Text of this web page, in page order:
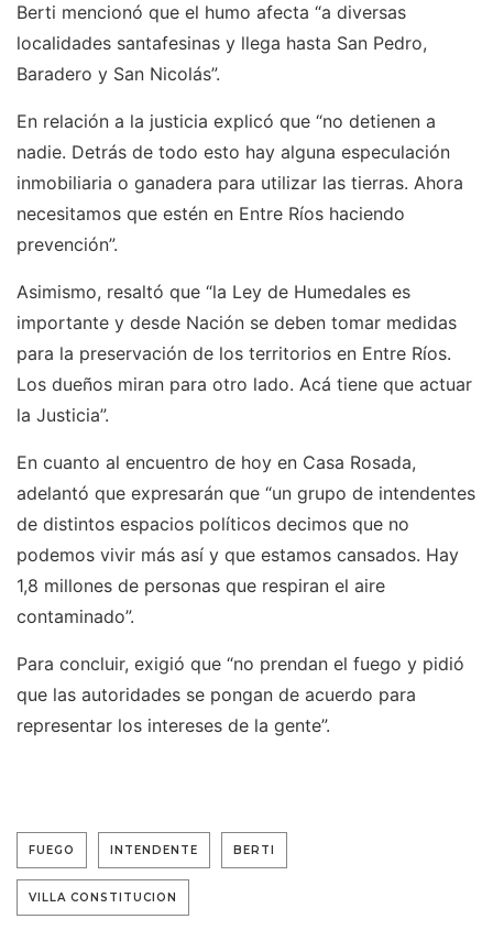
Berti mencionó que el humo afecta “a diversas
localidades santafesinas y llega hasta San Pedro,
Baradero y San Nicolás”.
En relación a la justicia explicó que “no detienen a
nadie. Detrás de todo esto hay alguna especulación
inmobiliaria o ganadera para utilizar las tierras. Ahora
necesitamos que estén en Entre Ríos haciendo
prevención”.
Asimismo, resaltó que “la Ley de Humedales es
importante y desde Nación se deben tomar medidas
para la preservación de los territorios en Entre Ríos.
Los dueños miran para otro lado. Acá tiene que actuar
la Justicia”.
En cuanto al encuentro de hoy en Casa Rosada,
adelantó que expresarán que “un grupo de intendentes
de distintos espacios políticos decimos que no
podemos vivir más así y que estamos cansados. Hay
1,8 millones de personas que respiran el aire
contaminado”.
Para concluir, exigió que “no prendan el fuego y pidió
que las autoridades se pongan de acuerdo para
representar los intereses de la gente”.
FUEGO INTENDENTE BERTI
VILLA CONSTITUCION